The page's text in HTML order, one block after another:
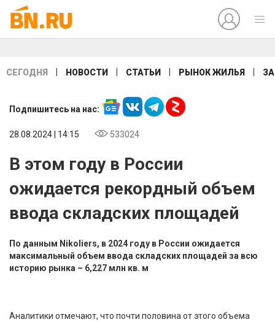
СЕГОДНЯ НОВОСТИ СТАТЬИ РЫНОК ЖИЛЬЯ
Подпишитесь на нас:
28.08.2024 | 14:15 533024
В этом году в России
ожидается рекордный объем
ввода складских площадей
По данным Nikoliers, в 2024 году в России ожидается
максимальный объем ввода складских площадей за всю
историю рынка – 6,227 млн кв. м
Аналитики отмечают, что почти половина от этого объема